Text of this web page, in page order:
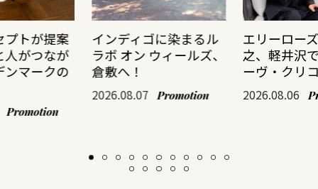
プトが提案
人がつなが
ンマークの
Promotion
インディゴに染まるル
ラボ オン ウィールズ、
倉敷へ！
2026.08.07 Promotion
エリーロー
之、軽井沢
ーヴ・クリ
2026.08.06